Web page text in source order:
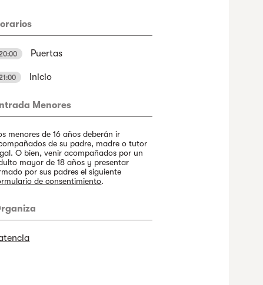
Puertas
Inicio
Menores
menores de 16 años deberán ir
de su padre, madre o tutor
O bien, venir acompañados por un
mayor de 18 años y presentar
por sus padres el siguiente
de consentimiento.